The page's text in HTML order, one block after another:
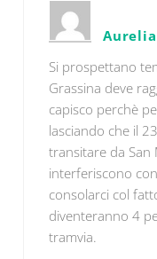
Aurelia
Si prospettano
Grassina deve
capisco perchè
lasciando che il
transitare da San
interferiscono
consolarci col
diventeranno 4
tramvia.